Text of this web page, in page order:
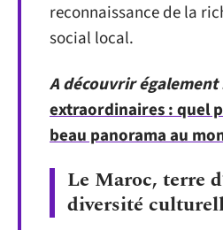
reconnaissance de la
social local.
A découvrir également
extraordinaires : quel
beau panorama au
Le Maroc, terre
diversité